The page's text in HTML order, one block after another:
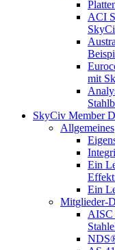
ACI
mit
SkyCiv Member
Allgemeines
Ein
Ein
Mitglieder-
AISC